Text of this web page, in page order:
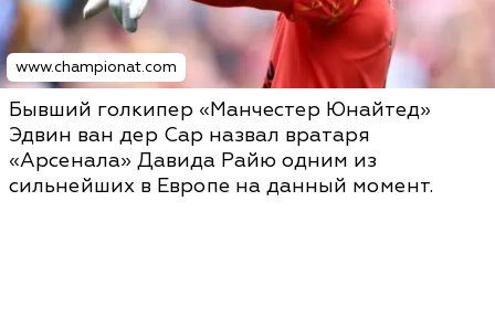
www.championat.com
Бывший голкипер «Манчестер Юнайтед»
Эдвин ван дер Сар назвал вратаря
«Арсенала» Давида Райю одним из
сильнейших в Европе на данный момент.